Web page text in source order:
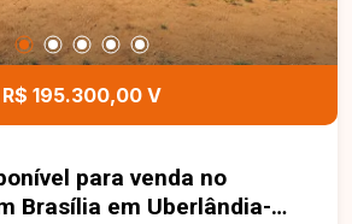
R$ 195.300,00 V
para venda no
Brasília em Uberlândia-